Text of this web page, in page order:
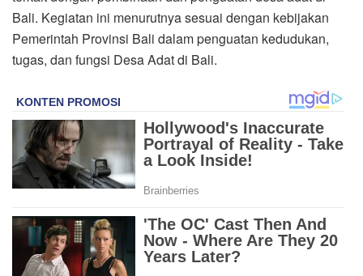
Bali. Kegiatan ini menurutnya sesuai dengan kebijakan
Pemerintah Provinsi Bali dalam penguatan kedudukan,
tugas, dan fungsi Desa Adat di Bali.